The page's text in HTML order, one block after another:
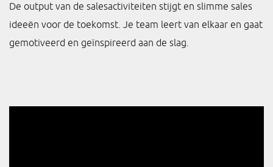
De output van de salesactiviteiten stijgt en slimme sales
ideeën voor de toekomst. Je team leert van elkaar en gaat
gemotiveerd en geïnspireerd aan de slag.